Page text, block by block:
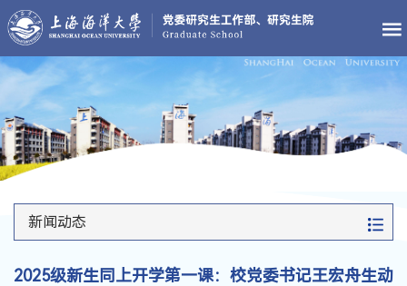
新闻动态
2025级新生同上开学第一课：校党委书记王宏舟生动